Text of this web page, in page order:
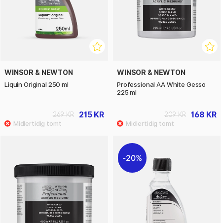
WINSOR & NEWTON
Liquin Original 250 ml
215 KR
269 KR
WINSOR & NEWTON
Professional AA White Gesso
225 ml
168 KR
209 KR
20%